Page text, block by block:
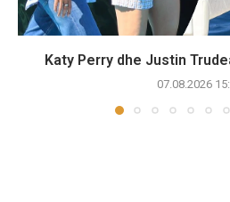
Katy Perry dhe Justin
07.08.2026